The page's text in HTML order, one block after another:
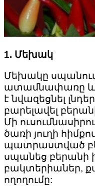
1. Մեխակ
Մեխակը
ատամնափառը և
է նվազեցնել
բարելավել
Մի
ծառի յուղի
պատրաստված
սպանեց բերանի
բակտերիաներ,
ողողումը: